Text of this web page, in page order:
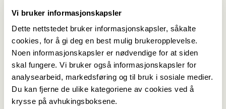
Vi bruker informasjonskapsler
Dette nettstedet bruker informasjonskapsler, såkalte
cookies, for å gi deg en best mulig brukeropplevelse.
Noen informasjonskapsler er nødvendige for at siden
skal fungere. Vi bruker også informasjonskapsler for
analysearbeid, markedsføring og til bruk i sosiale medier.
Du kan fjerne de ulike kategoriene av cookies ved å
krysse på avhukingsboksene.
inkludere flere unge i arbeid og utdanning.
tidsavgrenset ungdomsprogram med rett til
statlig finansiert inntektssikring, som kan bidra til
raskere overganger til jobb og studier for unge
med utfordringer. Samtidig understreket
Fagforbundet behovet for å klargjøre hvordan
dette programmet skal skille seg fra eksisterende